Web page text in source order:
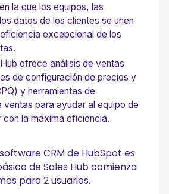
la que los equipos, las
datos de los clientes se unen
excepcional de los
ofrece análisis de ventas
de configuración de precios y
y herramientas de
ventas para ayudar al equipo de
con la máxima eficiencia.
CRM de HubSpot es
de Sales Hub comienza
para 2 usuarios.